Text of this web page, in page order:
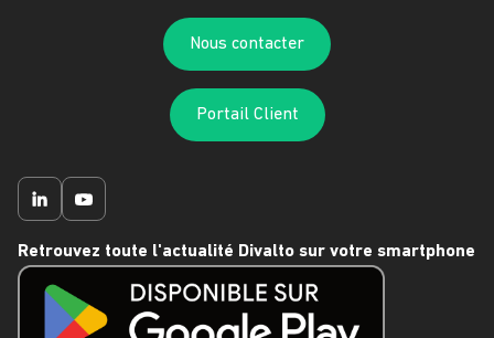
Nous contacter
Portail Client
Retrouvez toute l'actualité Divalto sur votre smartphone